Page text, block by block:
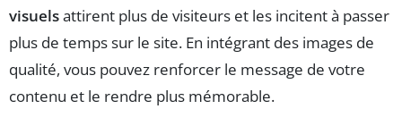
visuelsattirent plus de visiteurs et les incitent à passer
plus de temps sur le site. En intégrant des images de
qualité, vous pouvez renforcer le message de votre
contenu et le rendre plus mémorable.